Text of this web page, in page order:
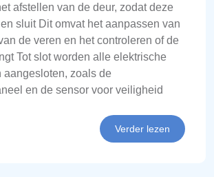
afstellen van de deur, zodat deze
sluit Dit omvat het aanpassen van
de veren en het controleren of de
Tot slot worden alle elektrische
aangesloten, zoals de
en de sensor voor veiligheid
Verder lezen